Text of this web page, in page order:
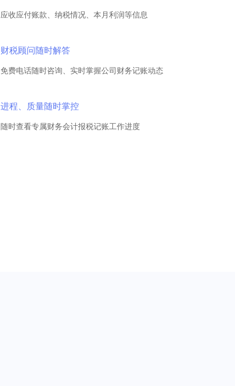
应收应付账款、纳税情况、本月利润等信息
财税顾问随时解答
免费电话随时咨询、实时掌握公司财务记账动态
进程、质量随时掌控
随时查看专属财务会计报税记账工作进度